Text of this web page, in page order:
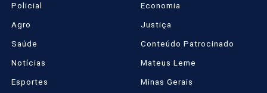
Policial
Economia
Agro
Justiça
Saúde
Conteúdo Patrocinado
Notícias
Mateus Leme
Esportes
Minas Gerais